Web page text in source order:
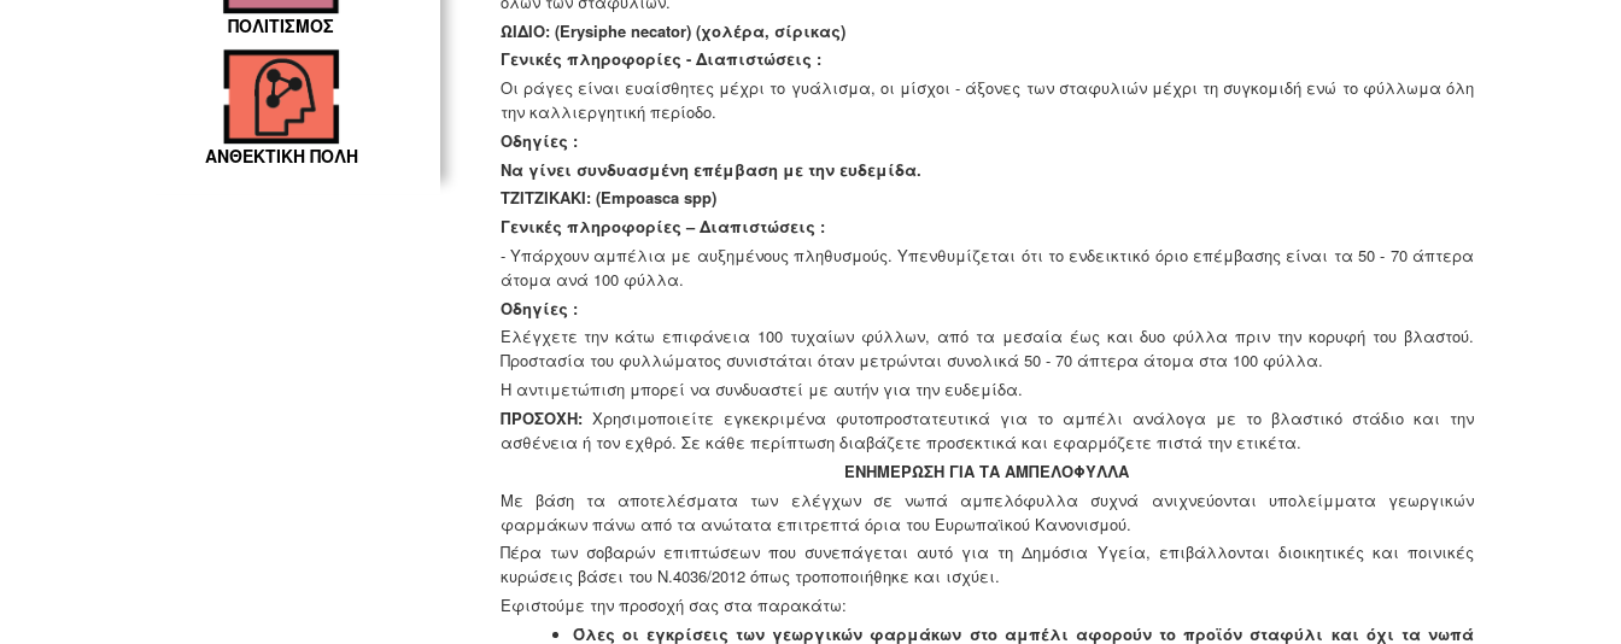
ΠΟΛΙΤΙΣΜΟΣ
ΑΝΘΕΚΤΙΚΗ ΠΟΛΗ
ΩΙΔΙΟ: (Erysiphe necator) (χολέρα, σίρικας)
Γενικές πληροφορίες - Διαπιστώσεις :
Οι ράγες είναι ευαίσθητες μέχρι το γυάλισμα, οι μίσχοι - άξονες των σταφυλιών μέχρι τη συγκομιδή ενώ το φύλλωμα όλη
την καλλιεργητική περίοδο.
Οδηγίες :
Να γίνει συνδυασμένη επέμβαση με την ευδεμίδα.
TZITZIKAKI: (Empoasca spp)
Γενικές πληροφορίες – Διαπιστώσεις :
- Υπάρχουν αμπέλια με αυξημένους πληθυσμούς. Υπενθυμίζεται ότι το ενδεικτικό όριο επέμβασης είναι τα 50 - 70 άπτερα
άτομα ανά 100 φύλλα.
Οδηγίες :
Ελέγχετε την κάτω επιφάνεια 100 τυχαίων φύλλων, από τα μεσαία έως και δυο φύλλα πριν την κορυφή του βλαστού.
Προστασία του φυλλώματος συνιστάται όταν μετρώνται συνολικά 50 - 70 άπτερα άτομα στα 100 φύλλα.
Η αντιμετώπιση μπορεί να συνδυαστεί με αυτήν για την ευδεμίδα.
ΠΡΟΣΟΧΗ: Χρησιμοποιείτε εγκεκριμένα φυτοπροστατευτικά για το αμπέλι ανάλογα με το βλαστικό στάδιο και την
ασθένεια ή τον εχθρό. Σε κάθε περίπτωση διαβάζετε προσεκτικά και εφαρμόζετε πιστά την ετικέτα.
ΕΝΗΜΕΡΩΣΗ ΓΙΑ ΤΑ ΑΜΠΕΛΟΦΥΛΛΑ
Με βάση τα αποτελέσματα των ελέγχων σε νωπά αμπελόφυλλα συχνά ανιχνεύονται υπολείμματα
γεωργικών
φαρμάκων πάνω από τα ανώτατα επιτρεπτά όρια του Ευρωπαϊκού Κανονισμού.
Πέρα των σοβαρών επιπτώσεων που συνεπάγεται αυτό για τη Δημόσια Υγεία, επιβάλλονται διοικητικές και ποινικές
κυρώσεις βάσει του Ν.4036/2012 όπως τροποποιήθηκε και ισχύει.
Εφιστούμε την προσοχή σας στα παρακάτω:
Όλες οι εγκρίσεις των γεωργικών φαρμάκων στο αμπέλι αφορούν το προϊόν σταφύλι και όχι τα νωπά